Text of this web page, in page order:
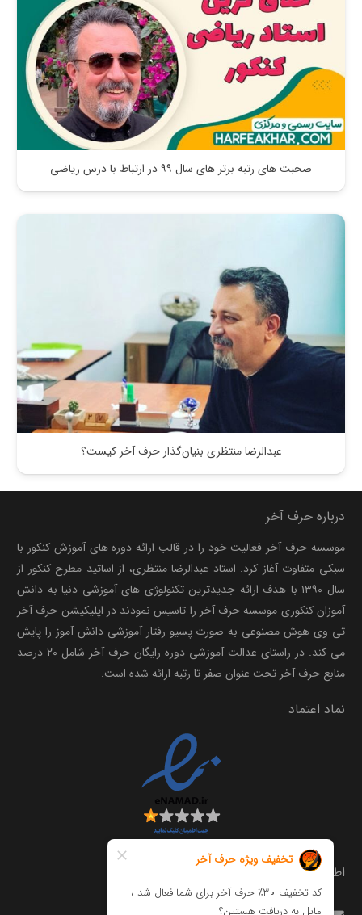
صحبت های رتبه برتر های سال ۹۹ در ارتباط با درس ریاضی
عبدالرضا منتظری بنیان‌گذار حرف آخر کیست؟
درباره حرف آخر
موسسه حرف آخر فعالیت خود را در قالب ارائه دوره های آموزش کنکور با
سبکی متفاوت آغاز کرد. استاد عبدالرضا منتظری، از اساتید مطرح کنکور از
سال ۱۳۹۰ با هدف ارائه جدیدترین تکنولوژی های آموزشی دنیا به دانش
آموزان کنکوری موسسه حرف آخر را تاسیس نمودند در اپلیکیشن حرف آخر
تی وی هوش مصنوعی به صورت پسیو رفتار آموزشی دانش آموز را پایش
می کند. در راستای عدالت آموزشی دوره رایگان حرف آخر شامل ۲۰ درصد
منابع حرف آخر تحت عنوان صفر تا رتبه ارائه شده است.
نماد اعتماد
اطلاعات تماس